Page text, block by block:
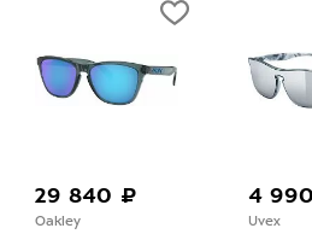
29 840 ₽
Oakley
4
Uvex